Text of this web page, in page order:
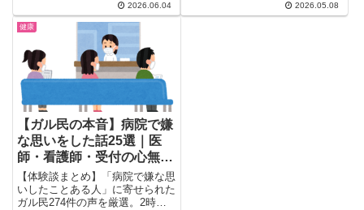
う・終活プランの立て方まで、ガ
ル民のリアルな体験談25選。
「バリバリ動ける時間はもっと短
い」余命宣告を超えて生きた実例
も紹介。
2026.06.04 2026.05.08
健康
【ガル民の本音】病院で嫌
な思いをした話25選｜医
師・看護師・受付の心無い
一言まとめ
【体験談まとめ】「病院で嫌な思
いしたことある人」に寄せられた
ガル民274件の声を厳選。2時間